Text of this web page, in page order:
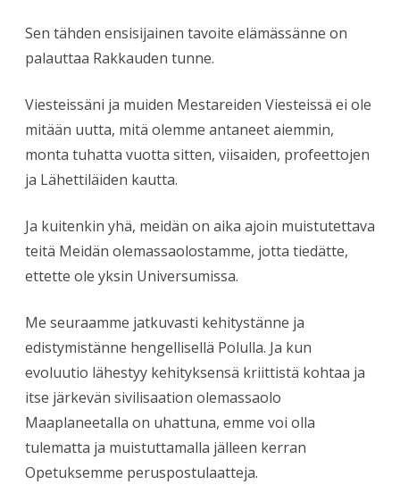
Sen tähden ensisijainen tavoite elämässänne on
palauttaa Rakkauden tunne.
Viesteissäni ja muiden Mestareiden Viesteissä ei ole
mitään uutta, mitä olemme antaneet aiemmin,
monta tuhatta vuotta sitten, viisaiden, profeettojen
ja Lähettiläiden kautta.
Ja kuitenkin yhä, meidän on aika ajoin muistutettava
teitä Meidän olemassaolostamme, jotta tiedätte,
ettette ole yksin Universumissa.
Me seuraamme jatkuvasti kehitystänne ja
edistymistänne hengellisellä Polulla. Ja kun
evoluutio lähestyy kehityksensä kriittistä kohtaa ja
itse järkevän sivilisaation olemassaolo
Maaplaneetalla on uhattuna, emme voi olla
tulematta ja muistuttamalla jälleen kerran
Opetuksemme peruspostulaatteja.